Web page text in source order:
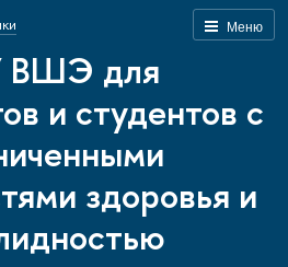
Меню
для
и студентов с
здоровья и